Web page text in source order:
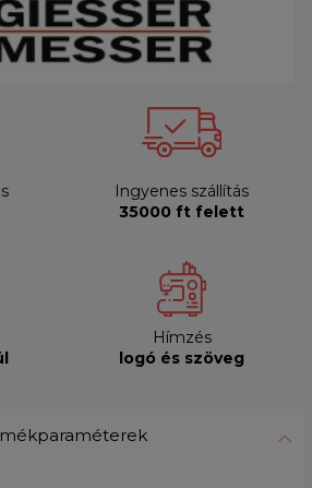
Ingyenes szállítás
35000 ft felett
Hímzés
logó és szöveg